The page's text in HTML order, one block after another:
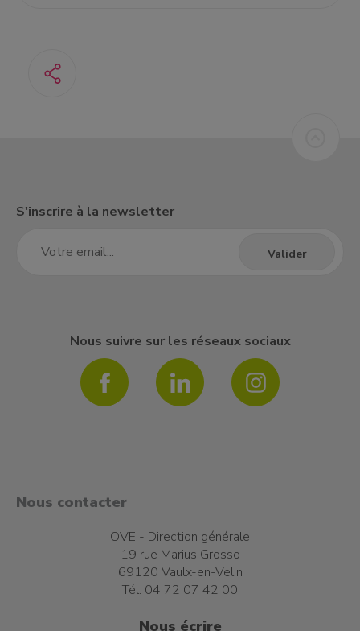
S'inscrire à la newsletter
Nous suivre sur les réseaux sociaux
Nous contacter
OVE - Direction générale
19 rue Marius Grosso
69120 Vaulx-en-Velin
Tél. 04 72 07 42 00
Nous écrire